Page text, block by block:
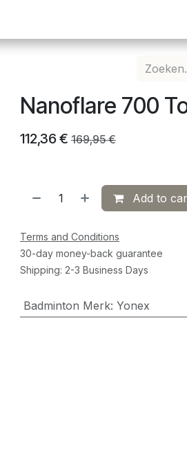
Nanoflare 700
112,36 € 169,95€
Add to
Terms and Conditions
30-day money-back guarantee
Shipping: 2-3 Business Days
Badminton Merk: Yonex